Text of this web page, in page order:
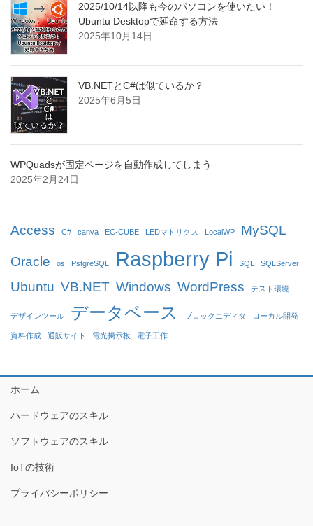
2025/10/14以降も今のパソコンを使いたい！
Ubuntu Desktopで延命する方法
2025年10月14日
VB.NETとC#は似ているか？
2025年6月5日
WPQuadsが固定ページを自動作成してしまう
2025年2月24日
Access C# canva EC-CUBE LEDマトリクス LocalWP MySQL
Oracle os PstgreSQL Raspberry Pi SQL SQLServer
Ubuntu VB.NET Windows WordPress テスト環境
デザインツール データベース ブロックエディタ ローカル開発
資料作成 通販サイト 電光掲示板 電子工作
ホーム
ハードウェアのスキル
ソフトウェアのスキル
IoTの技術
プライバシーポリシー